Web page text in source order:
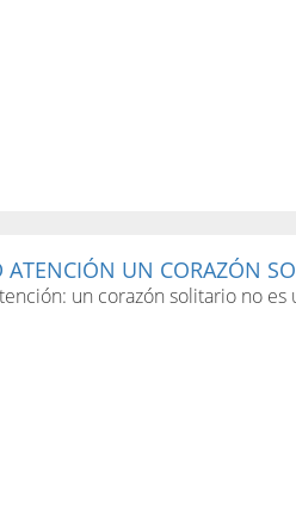
ATENCIÓN UN CORAZÓN
un corazón solitario no es